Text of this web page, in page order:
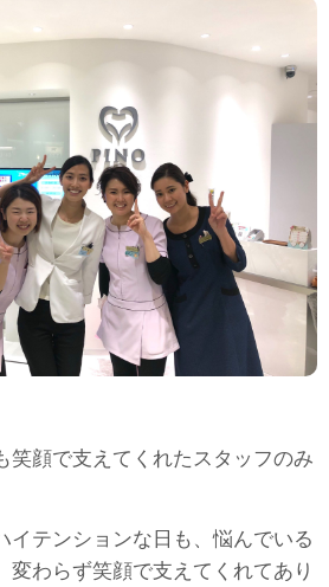
笑顔で支えてくれたスタッフのみ
イテンションな日も、悩んでいる
変わらず笑顔で支えてくれてあり